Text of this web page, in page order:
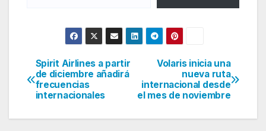
Navegación
de
entradas
Volaris inicia una
nueva ruta
internacional desde
el mes de noviembre
Spirit Airlines a partir
de diciembre añadirá
frecuencias
internacionales